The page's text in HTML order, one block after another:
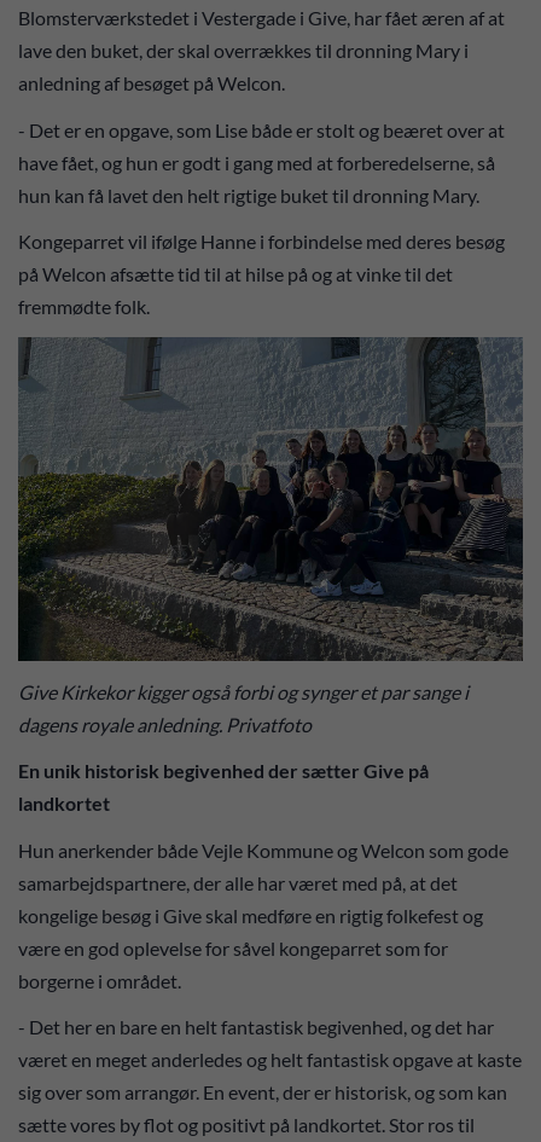
Blomsterværkstedet i Vestergade i Give, har fået æren af at
lave den buket, der skal overrækkes til dronning Mary i
anledning af besøget på Welcon.
- Det er en opgave, som Lise både er stolt og beæret over at
have fået, og hun er godt i gang med at forberedelserne, så
hun kan få lavet den helt rigtige buket til dronning Mary.
Kongeparret vil ifølge Hanne i forbindelse med deres besøg
på Welcon afsætte tid til at hilse på og at vinke til det
fremmødte folk.
Give Kirkekor kigger også forbi og synger et par sange i
dagens royale anledning. Privatfoto
En unik historisk begivenhed der sætter Give på
landkortet
Hun anerkender både Vejle Kommune og Welcon som gode
samarbejdspartnere, der alle har været med på, at det
kongelige besøg i Give skal medføre en rigtig folkefest og
være en god oplevelse for såvel kongeparret som for
borgerne i området.
- Det her en bare en helt fantastisk begivenhed, og det har
været en meget anderledes og helt fantastisk opgave at kaste
sig over som arrangør. En event, der er historisk, og som kan
sætte vores by flot og positivt på landkortet. Stor ros til